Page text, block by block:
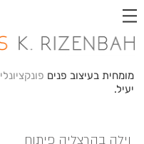
מומחית בעיצוב פנים פונקציונלי
יעיל.
וילה בהרצליה פיתוח